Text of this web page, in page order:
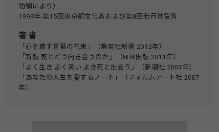
功績により）
1999年 第15回東京都文化賞および第8回若月賞受賞
著 書
「心を癒す言葉の花束」（集英社新書 2012年）
「新版 死とどう向き合うのか」（NHK出版 2011年）
「よく生き よく笑い よき死と出会う」（新潮社 2003年）
「あなたの人生を愛するノート」（フィルムアート社 2007
年）